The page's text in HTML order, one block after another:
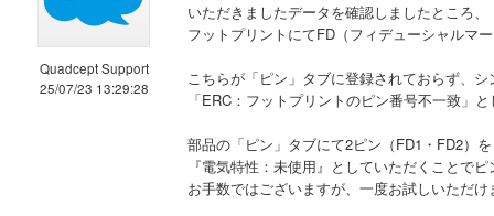
Quadcept Support
25/07/23 13:29:28
いただきましたデータを確認しましたところ、
フットプリントにてFD（フィデューシャルマ
こちらが「ピン」タブに登録されておらず、
「ERC：フットプリントのピン番号不一致」
部品の「ピン」タブにて2ピン（FD1・FD2）
『電気特性：未使用』としていただくことで
お手数ではございますが、一度お試しいただ